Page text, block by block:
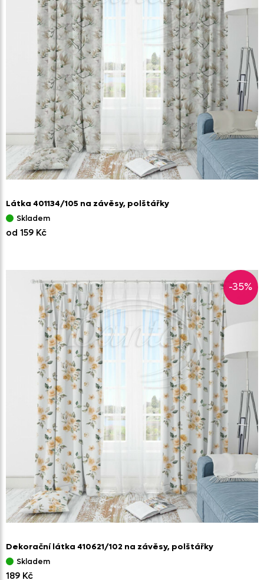
Látka 401134/105 na závěsy, polštářky
Skladem
od 159 Kč
-35%
Dekorační látka 410621/102 na závěsy, polštářky
Skladem
189 Kč